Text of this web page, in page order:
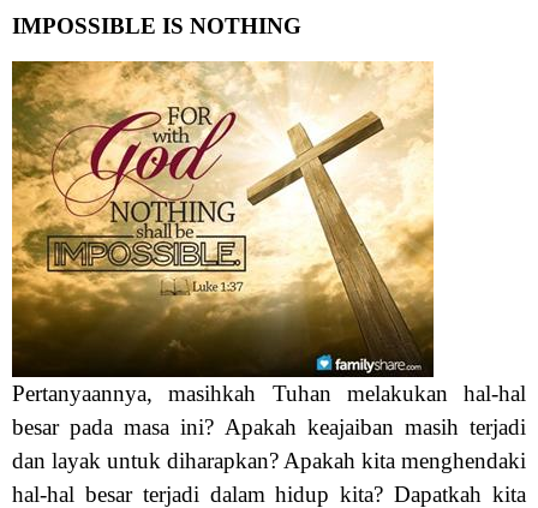
IMPOSSIBLE IS NOTHING
Pertanyaannya, masihkah Tuhan melakukan hal-hal
besar pada masa ini? Apakah keajaiban masih terjadi
dan layak untuk diharapkan? Apakah kita menghendaki
hal-hal besar terjadi dalam hidup kita? Dapatkah kita